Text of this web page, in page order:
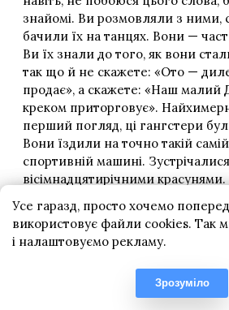
Усе гаразд, просто хочемо
використовує файли cookies. Так
і налаштовуємо рекламу.
Зрозуміло